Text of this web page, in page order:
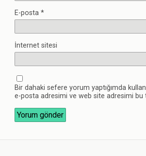
E-posta *
İnternet sitesi
Bir dahaki sefere yorum yaptığımda
e-posta adresimi ve web site adresimi bu